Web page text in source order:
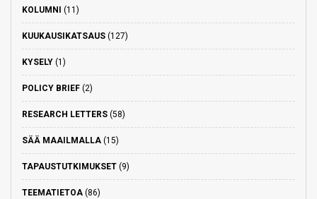
KOLUMNI (11)
KUUKAUSIKATSAUS (127)
KYSELY (1)
POLICY BRIEF (2)
RESEARCH LETTERS (58)
SÄÄ MAAILMALLA (15)
TAPAUSTUTKIMUKSET (9)
TEEMATIETOA (86)